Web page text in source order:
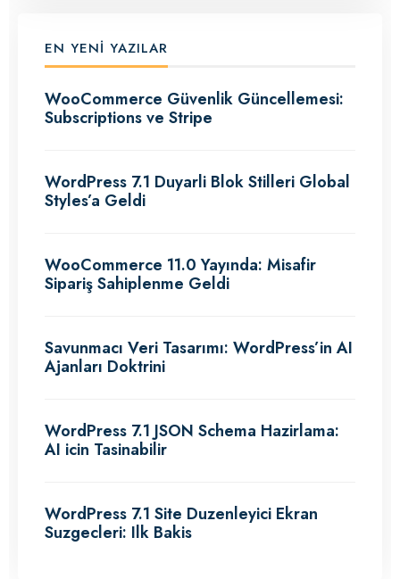
EN YENI YAZILAR
WooCommerce Güvenlik Güncellemesi:
Subscriptions ve Stripe
WordPress 7.1 Duyarli Blok Stilleri Global
Styles’a Geldi
WooCommerce 11.0 Yayında: Misafir
Sipariş Sahiplenme Geldi
Savunmacı Veri Tasarımı: WordPress’in AI
Ajanları Doktrini
WordPress 7.1 JSON Schema Hazirlama:
AI icin Tasinabilir
WordPress 7.1 Site Duzenleyici Ekran
Suzgecleri: Ilk Bakis